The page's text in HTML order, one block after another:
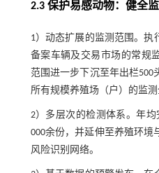
2.3 保护易感动物：健全
1）动态扩展的监测范围。执
备案车辆及交易市场的常规
范围进一步下沉至年出栏
所有规模养殖场（户）的监
2）多层次的检测体系。年
000余份，并延伸至养殖环境
风险识别网络。